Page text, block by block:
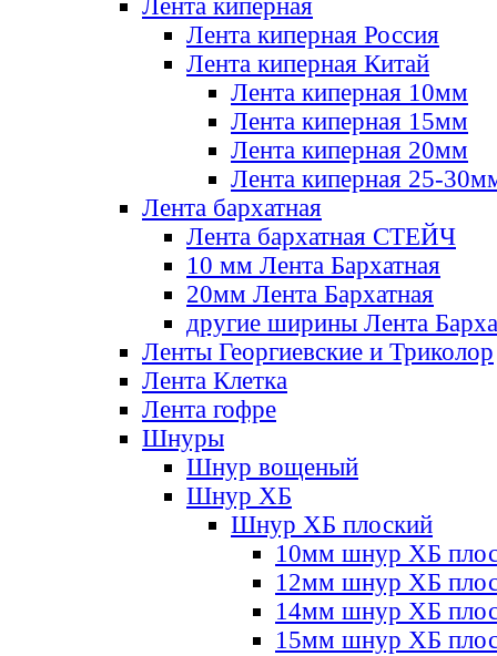
Лента киперная
Лента киперная Россия
Лента киперная Китай
Лента киперная 10мм
Лента киперная 15мм
Лента киперная 20мм
Лента киперная 25-
Лента бархатная
Лента бархатная СТЕЙЧ
10 мм Лента Бархатная
20мм Лента Бархатная
другие ширины Лента
Ленты Георгиевские и Триколор
Лента Клетка
Лента гофре
Шнуры
Шнур вощеный
Шнур ХБ
Шнур ХБ плоский
10мм шнур ХБ
12мм шнур ХБ
14мм шнур ХБ
15мм шнур ХБ